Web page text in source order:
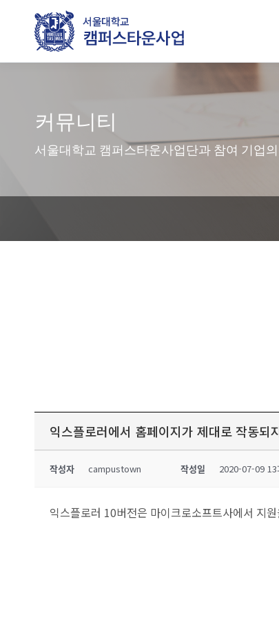
커뮤니티
서울대학교 캠퍼스타운사업단과 참여 기업
익스플로러에서 홈페이지가 제대로 작동되
작성자 campustown 작성일 2020-07-09
익스플로러 10버전은 마이크로소프트사에서 지